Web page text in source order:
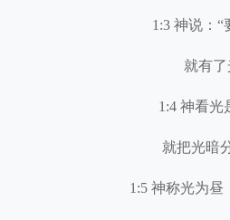
1:3 神说：“
就有了
1:4 神看光
就把光暗
1:5 神称光为昼